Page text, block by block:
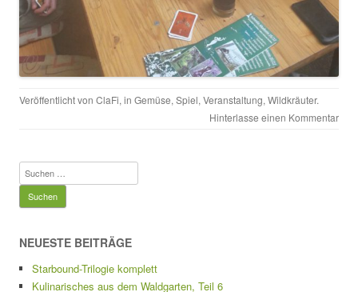
Veröffentlicht von ClaFi, in Gemüse, Spiel, Veranstaltung, Wildkräuter.
Hinterlasse einen Kommentar
Suchen
nach:
NEUESTE BEITRÄGE
Starbound-Trilogie komplett
Kulinarisches aus dem Waldgarten, Teil 6